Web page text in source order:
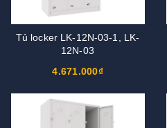
Tủ locker LK-12N-03-1, LK-
12N-03
4.671.000₫